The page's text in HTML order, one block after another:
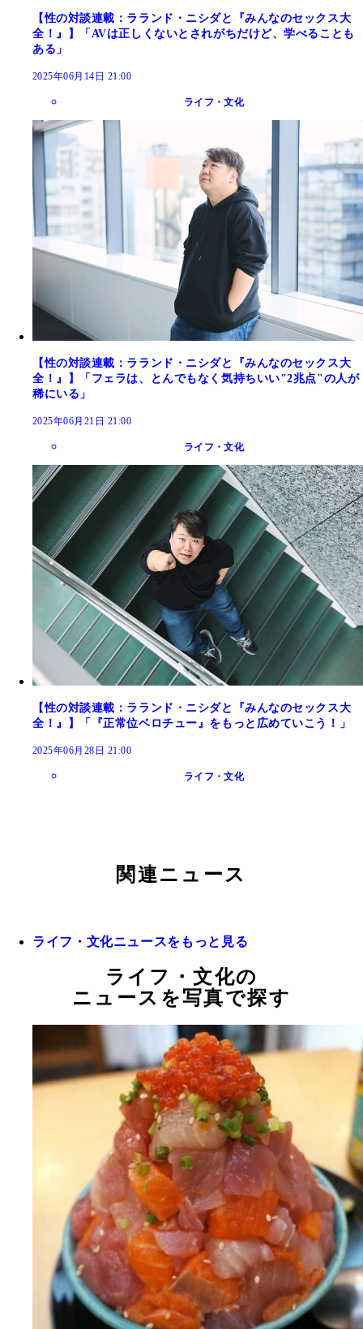
【性の対談連載：ラランド・ニシダと『みんなのセックス大
全！』】「AVは正しくないとされがちだけど、学べることも
ある」
2025年06月14日 21:00
ライフ・文化
【性の対談連載：ラランド・ニシダと『みんなのセックス大
全！』】「フェラは、とんでもなく気持ちいい"2兆点"の人が
稀にいる」
2025年06月21日 21:00
ライフ・文化
【性の対談連載：ラランド・ニシダと『みんなのセックス大
全！』】「『正常位ベロチュー』をもっと広めていこう！」
2025年06月28日 21:00
ライフ・文化
関連ニュース
ライフ・文化ニュースをもっと見る
ライフ・文化の
ニュースを写真で探す